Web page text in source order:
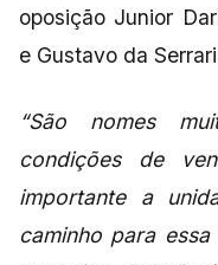
oposição Junior
e Gustavo da
“São nomes
condições de
importante a
caminho para